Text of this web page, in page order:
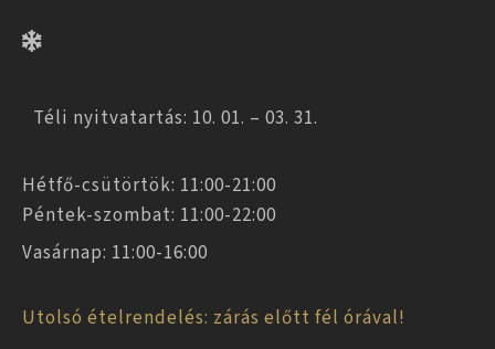
Téli nyitvatartás: 10. 01. – 03. 31.
Hétfő-csütörtök: 11:00-21:00
Péntek-szombat: 11:00-22:00
Vasárnap: 11:00-16:00
Utolsó ételrendelés: zárás előtt fél órával!